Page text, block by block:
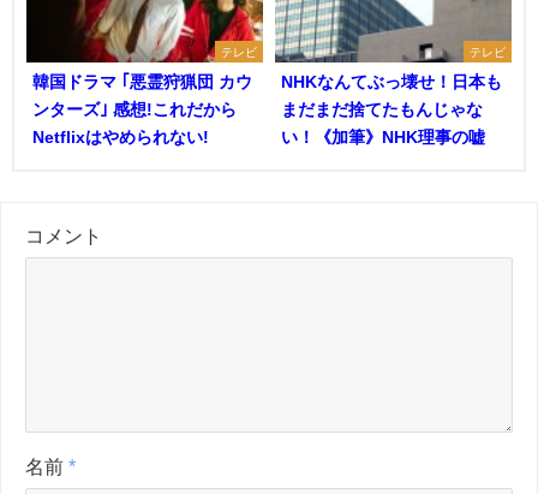
テレビ
韓国ドラマ ｢悪霊狩猟団 カウ
ンターズ｣ 感想!これだから
Netflixはやめられない!
テレビ
NHKなんてぶっ壊せ！日本も
まだまだ捨てたもんじゃな
い！《加筆》NHK理事の嘘
コメント
名前 *